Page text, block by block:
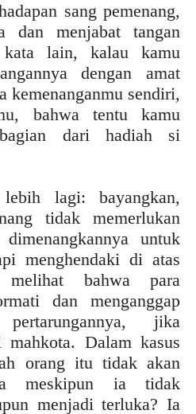
sang pemenang,
dan menjabat tangan
kata lain, kalau kamu
dengan amat
kemenanganmu sendiri,
bahwa tentu kamu
dari hadiah si
lagi: bayangkan,
tidak memerlukan
untuk
menghendaki di atas
melihat bahwa para
dan menganggap
jika
Dalam kasus
orang itu tidak akan
meskipun ia tidak
menjadi terluka? Ia